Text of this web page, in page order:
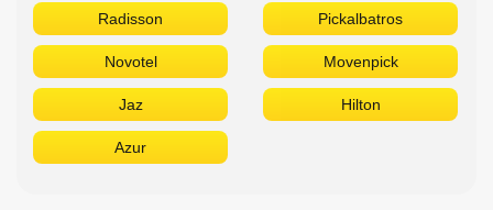
Radisson Pickalbatros
Novotel Movenpick
Jaz Hilton
Azur